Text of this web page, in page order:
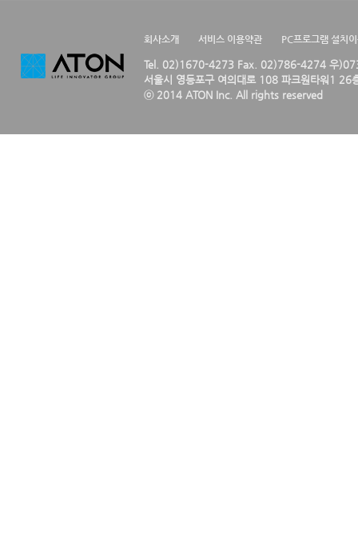
회사소개 서비스 이용약관 PC프로그램 설치
Tel. 02)1670-4273 Fax. 02)786-4274 우
서울시 영등포구 여의대로 108 파크원타워1 26
ⓒ 2014 ATON Inc. All rights reserved